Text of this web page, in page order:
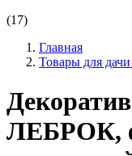
(17)
Главная
Товары для дачи
ЛЕБРОК,